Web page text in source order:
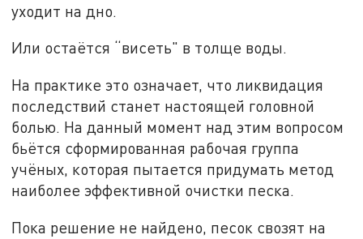
уходит на дно.
Или остаётся “висеть" в толще воды.
На практике это означает, что ликвидация
последствий станет настоящей головной
болью. На данный момент над этим вопросом
бьётся сформированная рабочая группа
учёных, которая пытается придумать метод
наиболее эффективной очистки песка.
Пока решение не найдено, песок свозят на